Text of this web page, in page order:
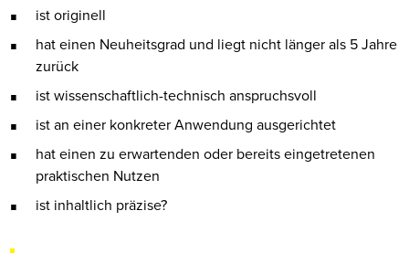
ist originell
hat einen Neuheitsgrad und liegt nicht länger als 5 Jahre
zurück
ist wissenschaftlich-technisch anspruchsvoll
ist an einer konkreter Anwendung ausgerichtet
hat einen zu erwartenden oder bereits eingetretenen
praktischen Nutzen
ist inhaltlich präzise?